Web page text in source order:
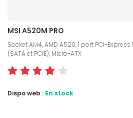
MSI A520M PRO
Socket AM4, AMD A520, 1 port PCI-Express
(SATA et PCIE), Micro-ATX
Dispo web : En stock